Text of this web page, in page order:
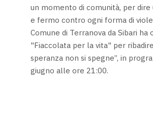
un momento di comunità, per
e fermo contro ogni forma di
Comune di Terranova da Sibari ha
"Fiaccolata per la vita" per
speranza non si spegne”, in
giugno alle ore 21:00.